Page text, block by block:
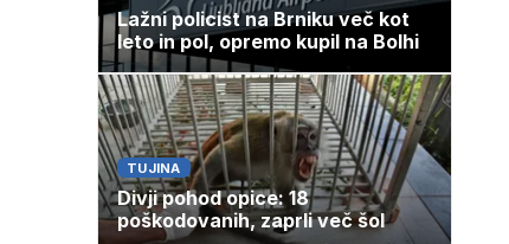
Lažni policist na Brniku več kot
leto in pol, opremo kupil na Bolhi
TUJINA
Divji pohod opice: 18
poškodovanih, zaprli več šol